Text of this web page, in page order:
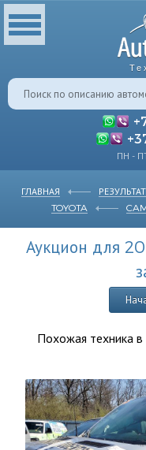
ПН -
ГЛАВНАЯ
TOYOTA
Аукцион для
Похожая техника